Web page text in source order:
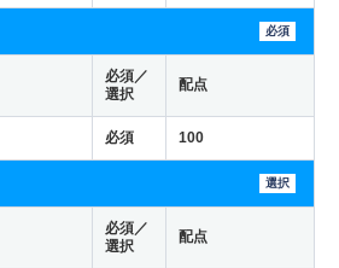
必須
必須／
選択
配点
必須 100
選択
必須／
選択
配点